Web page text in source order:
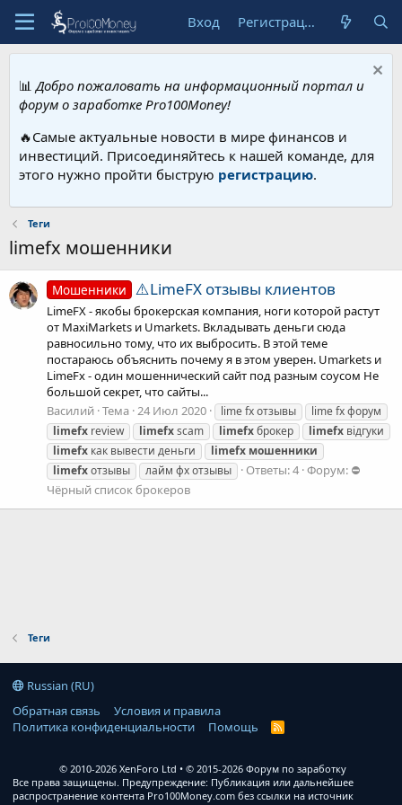
Вход Регистрация
📊 Добро пожаловать на информационный портал и
форум о заработке Pro100Money!
🔥Самые актуальные новости в мире финансов и
инвестиций. Присоединяйтесь к нашей команде, для
этого нужно пройти быструю регистрацию.
Теги
limefx мошенники
Мошенники ⚠️LimeFX отзывы клиентов
LimeFX - якобы брокерская компания, ноги которой растут
от MaxiMarkets и Umarkets. Вкладывать деньги сюда
равносильно тому, что их выбросить. В этой теме
постараюсь объяснить почему я в этом уверен. Umarkets и
LimeFx - один мошеннический сайт под разным соусом Не
большой секрет, что сайты...
Василий Тема 24 Июл 2020 lime fx отзывы
lime fx форум
limefx review limefxscam limefxброкер limefx відгуки
limefx как вывести деньги limefx мошенники
limefxотзывы лайм фх отзывы Ответы: 4 Форум: ⛔
Чёрный список брокеров
Теги
Russian (RU)
Обратная связь
Условия и правила
Политика конфиденциальности
Помощь
R
© 2010-2026 XenForo Ltd
© 2015-2026 Форум по заработку
Все права защищены. Предупреждение: Публикация или дальнейшее
распространение контента Pro100Money.com без ссылки на источник